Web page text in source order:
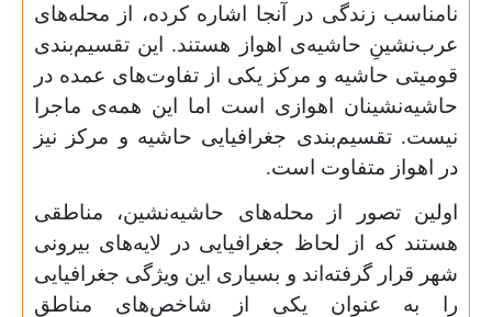
نامناسب زندگی در آنجا اشاره کرده، از محله‌های
عرب‌نشینِ حاشیه‌ی اهواز هستند. این تقسیم‌بندی
قومیتی حاشیه و مرکز یکی از تفاوت‌های عمده در
حاشیه‌‌نشینان اهوازی است اما این همه‌ی ماجرا
نیست. تقسیم‌بندی جغرافیایی حاشیه و مرکز نیز
در اهواز متفاوت است.
اولین تصور از محله‌های حاشیه‌نشین، مناطقی
هستند که از لحاظ جغرافیایی در لایه‌های بیرونی
شهر قرار گرفته‌اند و بسیاری این ویژگی جغرافیایی
را به عنوان یکی از شاخص‌های مناطق